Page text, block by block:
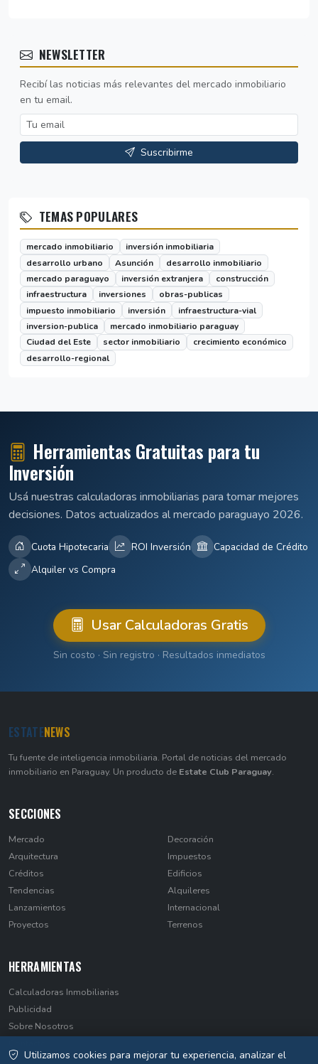
NEWSLETTER
Recibí las noticias más relevantes del mercado inmobiliario
en tu email.
Suscribirme
TEMAS POPULARES
mercado inmobiliario
inversión inmobiliaria
desarrollo urbano
Asunción
desarrollo inmobiliario
mercado paraguayo
inversión extranjera
construcción
infraestructura
inversiones
obras-publicas
impuesto inmobiliario
inversión
infraestructura-vial
inversion-publica
mercado inmobiliario paraguay
Ciudad del Este
sector inmobiliario
crecimiento económico
desarrollo-regional
Herramientas Gratuitas para tu
Inversión
Usá nuestras calculadoras inmobiliarias para tomar mejores
decisiones. Datos actualizados al mercado paraguayo 2026.
Cuota Hipotecaria ROI Inversión
Capacidad de Crédito
Alquiler vs Compra
Usar Calculadoras Gratis
Sin costo · Sin registro · Resultados inmediatos
ESTATENEWS
Tu fuente de inteligencia inmobiliaria. Portal de noticias del mercado
inmobiliario en Paraguay. Un producto de Estate Club Paraguay.
SECCIONES
Mercado
Arquitectura
Créditos
Tendencias
Lanzamientos
Proyectos
Decoración
Impuestos
Edificios
Alquileres
Internacional
Terrenos
HERRAMIENTAS
Calculadoras Inmobiliarias
Publicidad
Sobre Nosotros
Privacidad
Utilizamos cookies para mejorar tu experiencia, analizar el